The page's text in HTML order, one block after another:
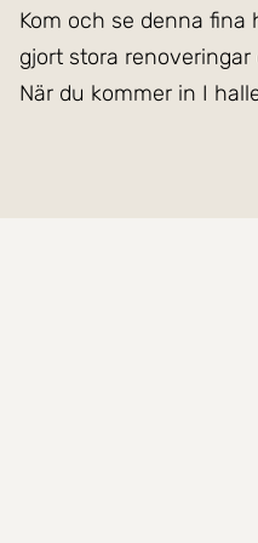
Kom och se denna
gjort stora
När du kommer in I
I badrummet är det
I det stora sovrummet
Du bor i en bra
fönster och dörrar har